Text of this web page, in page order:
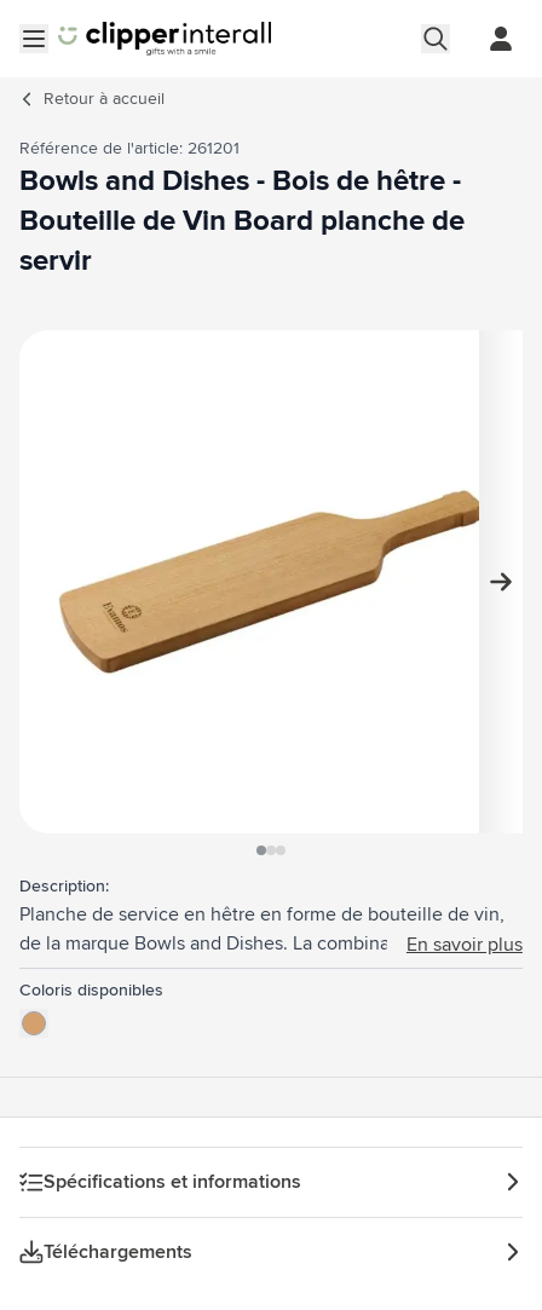
Retour à accueil
Référence de l'article: 261201
Bowls and Dishes - Bois de hêtre -
Bouteille de Vin Board planche de
servir
Description:
Planche de service en hêtre en forme de bouteille de vin,
de la marque Bowls and Dishes. La combinaison parfaite
d'élégance et de fonctionnalité. Convient pour une
présentation attrayante d'apéritifs et de gourmandises.
Cette planche de service ajoute une touche d'originalité en
En savoir plus
Coloris disponibles
Spécifications et informations
Téléchargements